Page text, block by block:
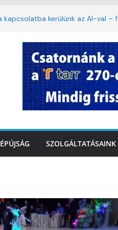
kapcsolatba kerülünk az AI-val –
felfrissülés: jövő héten újra
szolgáltatásnyújtás a
Városi Gyógyfürdő és